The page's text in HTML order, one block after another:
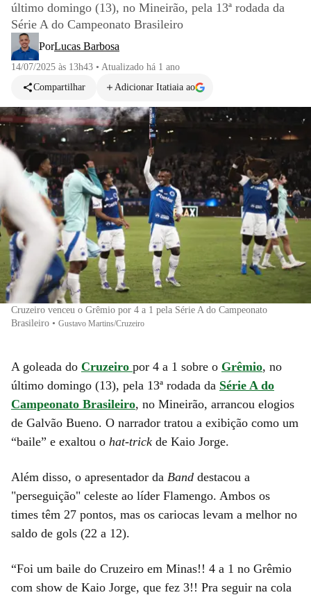
último domingo (13), no Mineirão, pela 13ª rodada da
Série A do Campeonato Brasileiro
PorLucas Barbosa
14/07/2025 às 13h43 • Atualizado há 1 ano
Compartilhar
Adicionar Itatiaia ao
Cruzeiro venceu o Grêmio por 4 a 1 pela Série A do Campeonato
Brasileiro • Gustavo Martins/Cruzeiro
A goleada do Cruzeiro por 4 a 1 sobre o Grêmio, no
último domingo (13), pela 13ª rodada da Série A do
Campeonato Brasileiro, no Mineirão, arrancou elogios
de Galvão Bueno. O narrador tratou a exibição como um
“baile” e exaltou o hat-trick de Kaio Jorge.
Além disso, o apresentador da Band destacou a
"perseguição" celeste ao líder Flamengo. Ambos os
times têm 27 pontos, mas os cariocas levam a melhor no
saldo de gols (22 a 12).
“Foi um baile do Cruzeiro em Minas!! 4 a 1 no Grêmio
com show de Kaio Jorge, que fez 3!! Pra seguir na cola